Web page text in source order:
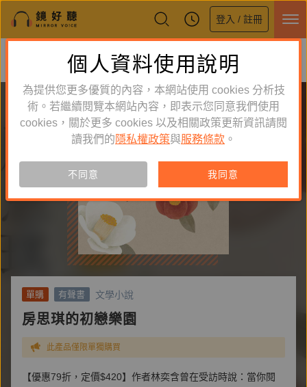
登入 / 註冊
鏡好聽全新APP上線
體驗全面升級，即刻下載
單購 有聲書 文學小說
房思琪的初戀樂園
此產品僅限單獨購買
【優惠79折，定價$420】作者林奕含曾在受訪時說：當你閱
個人資料使用說明
為提供您更多優質的內容，本網站使用 cookies 分析技
術。若繼續閱覽本網站內容，即表示您同意我們使用
cookies，關於更多 cookies 以及相關政策更新資訊請閱
讀我們的 隱私權政策與服務條款 。
不同意 我同意